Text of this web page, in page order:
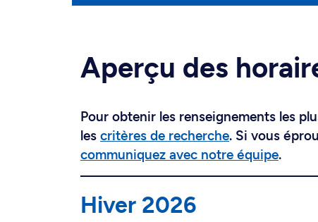
Aperçu des
Pour obtenir les renseignements les
les critères de recherche. Si vous
communiquez avec notre équipe.
Hiver 2026